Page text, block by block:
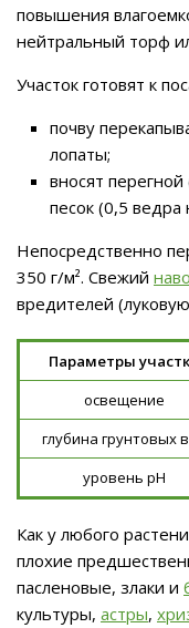
повышения
нейтральный торф
Участок готовят к
почву
лопаты;
вносят
песок (0,5 ведра
Непосредственно
350 г/м². Свежий
вредителей (луковую
Параметры
освещение
глубина грунтовых
уровень pH
Как у любого
плохие
пасленовые, злаки и
культуры, астры,